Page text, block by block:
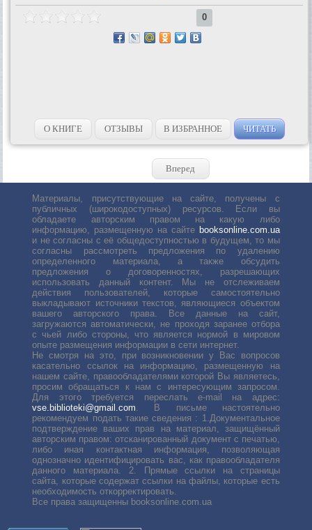
0
О КНИГЕ ОТЗЫВЫ В ИЗБРАННОЕ ЧИТАТЬ
Вперед
Материалы, присутствующие на сайте, получены с
публичных (широкодоступных) ресурсов. Если вы
обладаете авторским правом на какую либо
информацию, размещенную на сайте booksonline.com.ua
и не согласны с её общедоступностью в будущем, то мы
согласны рассмотреть предложения по удалению
определенного материала, а также обсудить
предложения о договоренностях, разрешающих
использовать данный контент. Мы не отслеживаем
действия пользователей, которые самостоятельно
выкладывают источники текстов, являющиеся объектом
вашего авторского права. Все данные на сайт,
загружаются автоматически, не проходя заранее отбора
с чьей либо стороны, что является нормой в мировом
опыте размещения информации в сети интернет.
Не смотря на это, при возникновении у Вас вопросов
касательно ссылок на информацию, размещенную на
нашем сайте, правообладателями которой Вы являетесь,
просим обращаться к нам с интересующим запросом.
Для этого требуется переслать е-mail на адрес:
vse.biblioteki@gmail.com . В письме настоятельно
рекомендуем подать такие сведения : 1.Документальное
подтверждение ваших прав на материал, защищённый
авторским правом: отсканированный документ с печатью,
либо иная контактная информация, позволяющая
однозначно идентифицировать вас, как правообладателя
данного материала. 2. Прямые ссылки на страницы
сайта, которые содержат ссылки на файлы, которые есть
необходимость откорректировать.
Все права защищенны booksonline.com.ua